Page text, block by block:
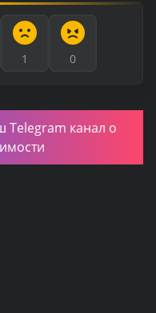
1 0
Telegram канал о